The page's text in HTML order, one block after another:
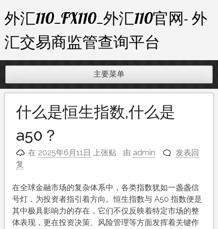
至
内
容
外汇110_FX110_外汇110官网- 外
汇交易商监管查询平台
主要菜单
什么是恒生指数,什么是
a50？
在 2025年6月11日 上张贴 由 admin
发表回
复
在全球金融市场的复杂体系中，各类指数犹如一盏盏信
号灯，为投资者指引着方向。恒生指数与 A50 指数便是
其中极具影响力的存在，它们不仅反映着特定市场的整
体表现，更在投资决策、风险管理等方面发挥着关键作